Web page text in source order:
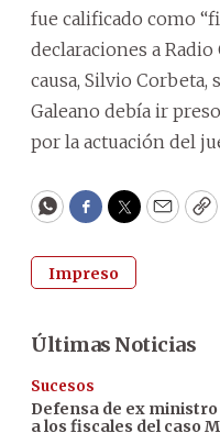
fue calificado como
declaraciones a
causa, Silvio Corbeta,
Galeano debía ir
por la actuación del
WhatsApp
Facebook
Twitter
Email
Impreso
Últimas Noticias
Sucesos
Defensa de ex
a los fiscales del caso